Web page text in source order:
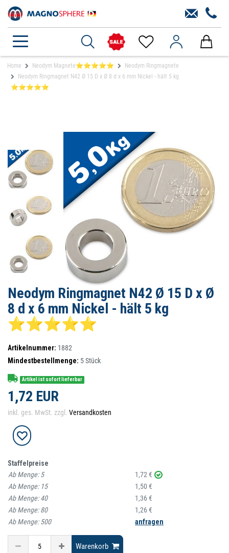
Home Neodym Magnete⭐⭐⭐⭐⭐
Neodym Ringmagnete
Neodym Ringmagnet N42 Ø 15 D x Ø 8 d x 6 mm Nickel - hält 5 kg
⭐⭐⭐⭐⭐
Neodym Ringmagnet N42 Ø 15 D x Ø
8 d x 6 mm Nickel - hält 5 kg
⭐⭐⭐⭐⭐
Artikelnummer: 1882
Mindestbestellmenge: 5Stück
Artikel ist sofort lieferbar
1,72 EUR
inkl. ges. MwSt. zzgl. Versandkosten
Staffelpreise
Ab Menge:5
1,72 €
Ab Menge: 15
1,50 €
Ab Menge:40
1,36 €
Ab Menge:80
1,26 €
Ab Menge:500 anfragen
Warenkorb